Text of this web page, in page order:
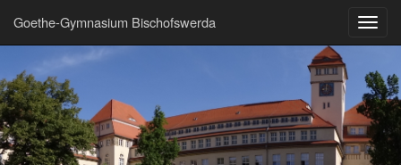
Goethe-Gymnasium Bischofswerda